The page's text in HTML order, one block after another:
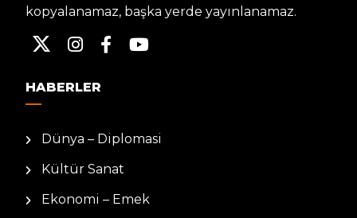
kopyalanamaz, başka yerde yayınlanamaz.
HABERLER
Dünya – Diplomasi
Kültür Sanat
Ekonomi – Emek